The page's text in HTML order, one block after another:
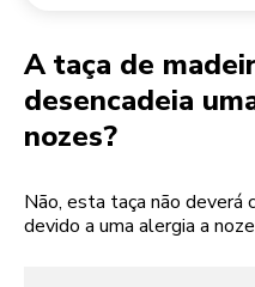
A taça de
desencadeia
nozes?
Não, esta taça não deverá
devido a uma alergia a